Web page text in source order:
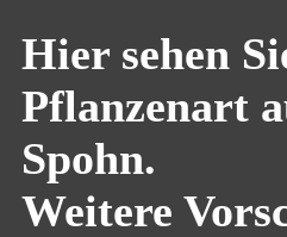
Hier sehen
Pflanzenart
Spohn.
Weitere